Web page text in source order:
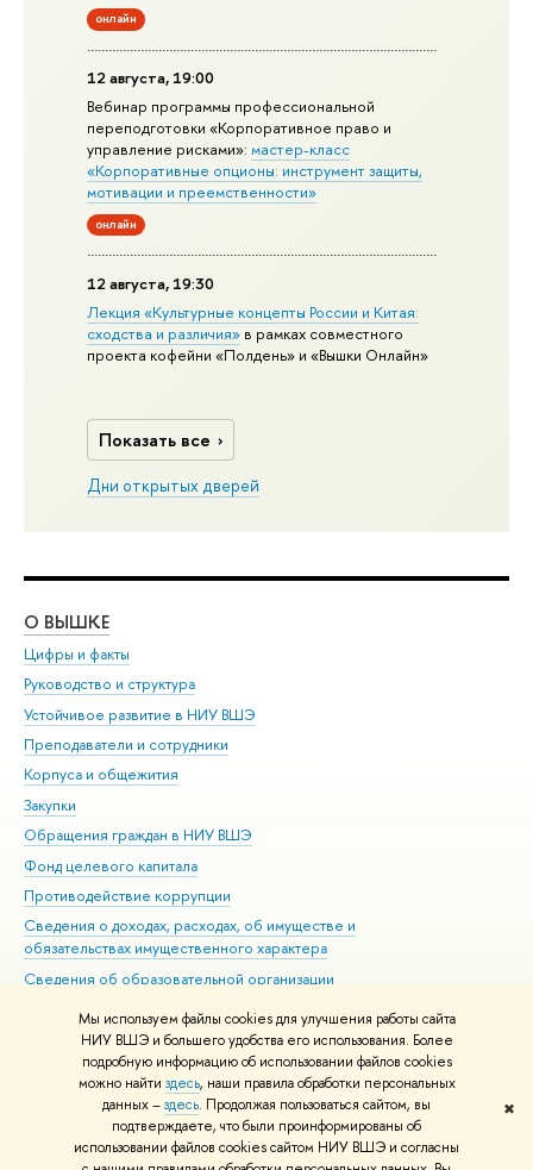
Мы используем файлы cookies для улучшения работы сайта
НИУ ВШЭ и большего удобства его использования. Более
подробную информацию об использовании файлов cookies
можно найти здесь, наши правила обработки персональных
данных –здесь. Продолжая пользоваться сайтом, вы
подтверждаете, что были проинформированы об
использовании файлов cookies сайтом НИУ ВШЭ и согласны
✖
онлайн
12 августа, 19:00
Вебинар программы профессиональной
переподготовки «Корпоративное право и
управление рисками»:мастер-класс
«Корпоративные опционы: инструмент защиты,
мотивации и преемственности»
онлайн
12 августа, 19:30
Лекция «Культурные концепты России и Китая:
сходства и различия» в рамках совместного
проекта кофейни «Полдень» и «Вышки Онлайн»
Показать все
Дни открытых дверей
О ВЫШКЕ
Цифры и факты
Руководство и структура
Устойчивое развитие в НИУ ВШЭ
Преподаватели и сотрудники
Корпуса и общежития
Закупки
Обращения граждан в НИУ ВШЭ
Фонд целевого капитала
Противодействие коррупции
Сведения о доходах, расходах, об имуществе и
обязательствах имущественного характера
Сведения об образовательной организации
Людям с ограниченными возможностями здоровья
Единая платежная страница
Работа в Вышке
© НИУ ВШЭ 1993–2026 Адреса и контакты Условия использования